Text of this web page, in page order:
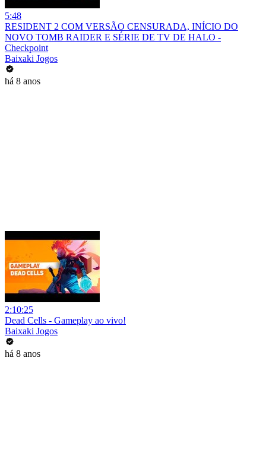
5:48
RESIDENT 2 COM VERSÃO CENSURADA, INÍCIO DO
NOVO TOMB RAIDER E SÉRIE DE TV DE HALO -
Checkpoint
Baixaki Jogos
há 8 anos
2:10:25
Dead Cells - Gameplay ao vivo!
Baixaki Jogos
há 8 anos